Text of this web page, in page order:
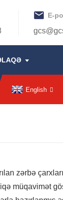
E-
English
zərbə
müqavimət